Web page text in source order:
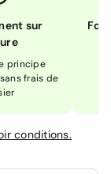
sur
principe
frais de
conditions.